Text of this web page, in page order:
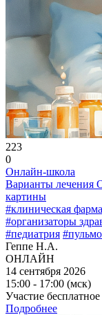
223
0
Онлайн-школа
Варианты лечения
картины
#клиническая
#организаторы
#педиатрия
Геппе Н.А.
ОНЛАЙН
14 сентября 2026
15:00 - 17:00 (мск)
Участие бесплатное
Подробнее